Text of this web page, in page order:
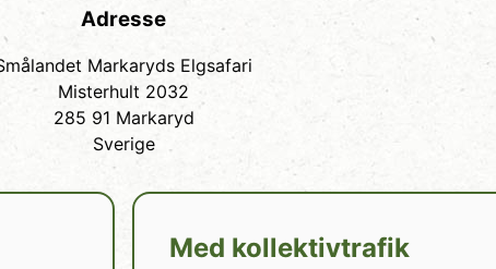
Adresse
Markaryds Elgsafari
Misterhult 2032
285 91 Markaryd
Sverige
Med kollektivtrafik